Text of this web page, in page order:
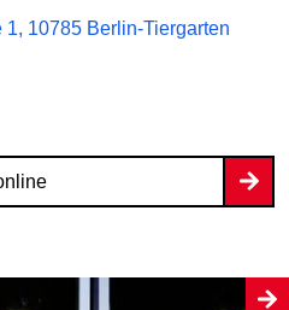
10785 Berlin-Tiergarten